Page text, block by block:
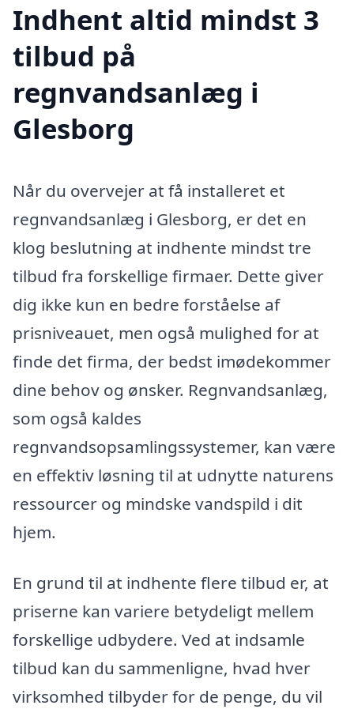
Indhent altid mindst 3
tilbud på
regnvandsanlæg i
Glesborg
Når du overvejer at få installeret et
regnvandsanlæg i Glesborg, er det en
klog beslutning at indhente mindst tre
tilbud fra forskellige firmaer. Dette giver
dig ikke kun en bedre forståelse af
prisniveauet, men også mulighed for at
finde det firma, der bedst imødekommer
dine behov og ønsker. Regnvandsanlæg,
som også kaldes
regnvandsopsamlingssystemer, kan være
en effektiv løsning til at udnytte naturens
ressourcer og mindske vandspild i dit
hjem.
En grund til at indhente flere tilbud er, at
priserne kan variere betydeligt mellem
forskellige udbydere. Ved at indsamle
tilbud kan du sammenligne, hvad hver
virksomhed tilbyder for de penge, du vil